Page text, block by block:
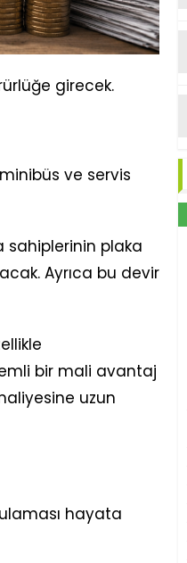
girecek.
ve servis
sahiplerinin plaka
Ayrıca bu devir
bir mali avantaj
uzun
hayata